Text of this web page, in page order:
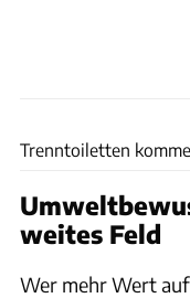
Trenntoiletten
weites Feld
Wer mehr Wert